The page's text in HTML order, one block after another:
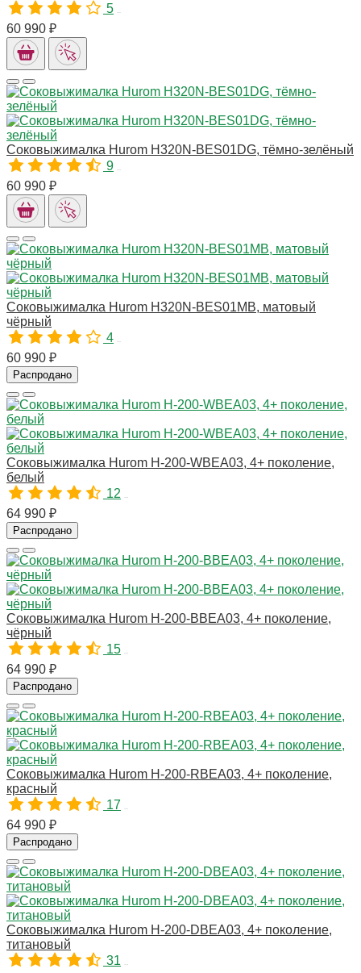
5
60 990 ₽
Соковыжималка Hurom H320N-BES01DG, тёмно-зелёный
9
60 990 ₽
Соковыжималка Hurom H320N-BES01MB, матовый
чёрный
4
60 990 ₽
Распродано
Соковыжималка Hurom H-200-WBEA03, 4+ поколение,
белый
12
64 990 ₽
Распродано
Соковыжималка Hurom H-200-BBEA03, 4+ поколение,
чёрный
15
64 990 ₽
Распродано
Соковыжималка Hurom H-200-RBEA03, 4+ поколение,
красный
17
64 990 ₽
Распродано
Соковыжималка Hurom H-200-DBEA03, 4+ поколение,
титановый
31